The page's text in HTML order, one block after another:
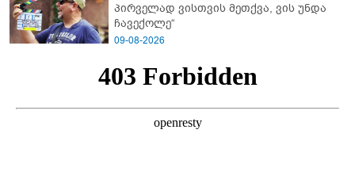
პირველად ვისთვის მეთქვა, ვის უნდა
ჩავექოლე“
09-08-2026